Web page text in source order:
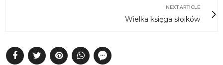
NEXT ARTICLE
Wielka księga słoików